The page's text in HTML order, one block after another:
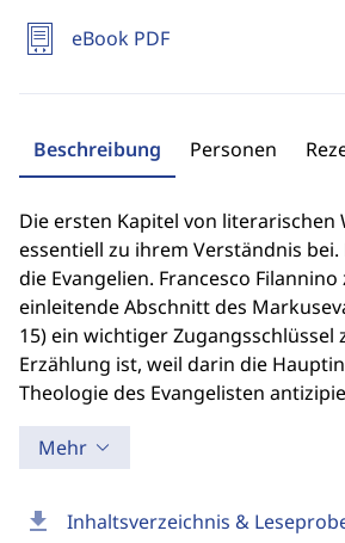
download Inhaltsverzeichnis &
eBook PDF
Beschreibung Personen
Die ersten Kapitel von literarischen
essentiell zu ihrem Verständnis
die Evangelien. Francesco
einleitende Abschnitt des
15) ein wichtiger Zugangsschlüssel
Erzählung ist, weil darin die
Theologie des Evangelisten
Mehr